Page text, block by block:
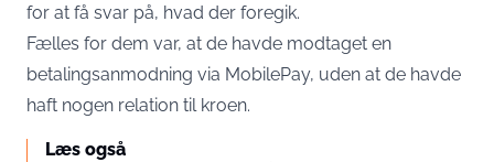
for at få svar på, hvad der foregik.
Fælles for dem var, at de havde modtaget en
betalingsanmodning via MobilePay, uden at de havde
haft nogen relation til kroen.
Læs også